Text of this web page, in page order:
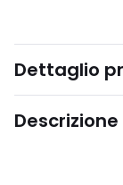
Dettaglio